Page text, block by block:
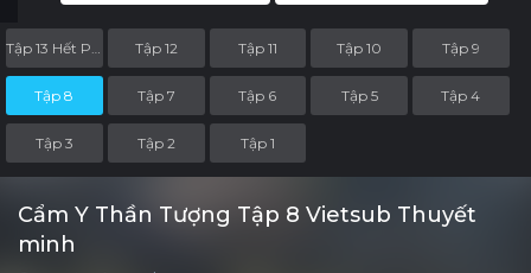
Tập 12 Tập 11 Tập 10 Tập 9
Tập 8 Tập 7 Tập 6 Tập 5 Tập 4
Tập 3 Tập 2 Tập 1
Cẩm Y Thần Tượng Tập 8 Vietsub Thuyết
minh